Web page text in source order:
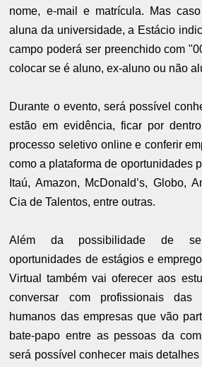
nome, e-mail e matrícula. Mas
aluna da universidade, a Estácio
campo poderá ser preenchido com
colocar se é aluno, ex-aluno ou não
Durante o evento, será possível
estão em evidência, ficar por
processo seletivo online e conferir
como a plataforma de oportunidades
Itaú, Amazon, McDonald’s, Globo,
Cia de Talentos, entre outras.
Além da possibilidade de
oportunidades de estágios e
Virtual também vai oferecer aos
conversar com profissionais
humanos das empresas que vão
bate-papo entre as pessoas da
será possível conhecer mais